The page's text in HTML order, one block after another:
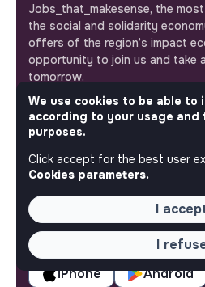
Jobs_that_makesense, the
the social and solidarity
offers of the region’s impact
opportunity to join us and take
tomorrow.
This is your
Jobs_that_makesense is a free
by the makesense association.
accelerate your projects and
more respectful, inclusive and
Our mobile app
Get jobs that make sense on
miss an opportunity.
iPhone Android
We use cookies to be able to
according to your usage and
purposes.
Click accept for the best user
Cookies parameters.
I
I